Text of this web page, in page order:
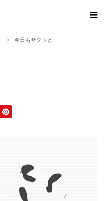
今日もサクッと